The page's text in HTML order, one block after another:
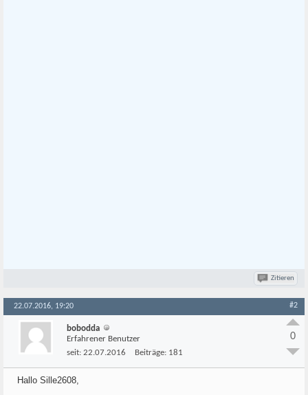
Zitieren
22.07.2016, 19:20 #2
bobodda
Erfahrener Benutzer
seit: 22.07.2016 Beiträge: 181
0
Hallo Sille2608,